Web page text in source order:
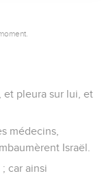
et pleura sur lui, et
médecins,
Israël.
car ainsi